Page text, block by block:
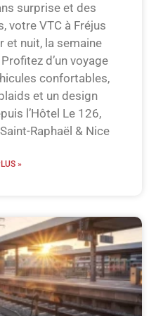
surprise et des
votre VTC à Fréjus
et nuit, la semaine
d’un voyage
confortables,
et un design
l’Hôtel Le 126,
Raphaël & Nice
»